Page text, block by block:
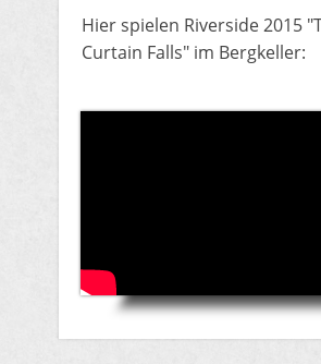
Hier spielen Riverside 2015
Curtain Falls" im Bergkeller: